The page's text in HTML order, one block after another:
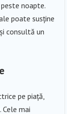
noapte.
poate susține
consultă un
pe piață,
mai